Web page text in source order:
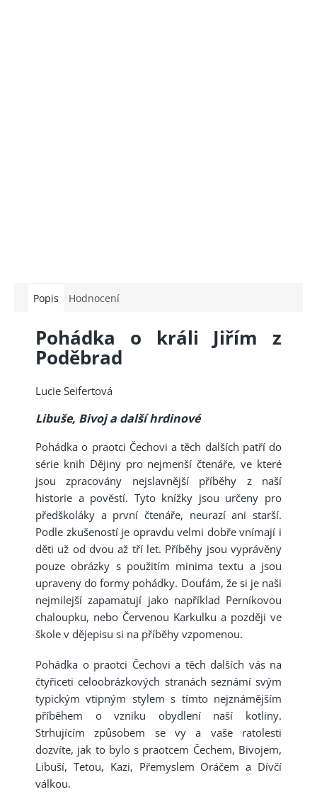
Popis Hodnocení
Pohádka o králi Jiřím z
Poděbrad
Lucie Seifertová
Libuše, Bivoj a další hrdinové
Pohádka o praotci Čechovi a těch dalších patří do
série knih Dějiny pro nejmenší čtenáře, ve které
jsou zpracovány nejslavnější příběhy z naší
historie a pověstí. Tyto knížky jsou určeny pro
předškoláky a první čtenáře, neurazí ani starší.
Podle zkušeností je opravdu velmi dobře vnímají i
děti už od dvou až tří let. Příběhy jsou vyprávěny
pouze obrázky s použitím minima textu a jsou
upraveny do formy pohádky. Doufám, že si je naši
nejmilejší zapamatují jako například Perníkovou
chaloupku, nebo Červenou Karkulku a později ve
škole v dějepisu si na příběhy vzpomenou.
Pohádka o praotci Čechovi a těch dalších vás na
čtyřiceti celoobrázkových stranách seznámí svým
typickým vtipným stylem s tímto nejznámějším
příběhem o vzniku obydlení naší kotliny.
Strhujícím způsobem se vy a vaše ratolesti
dozvíte, jak to bylo s praotcem Čechem, Bivojem,
Libuší, Tetou, Kazi, Přemyslem Oráčem a Dívčí
válkou.